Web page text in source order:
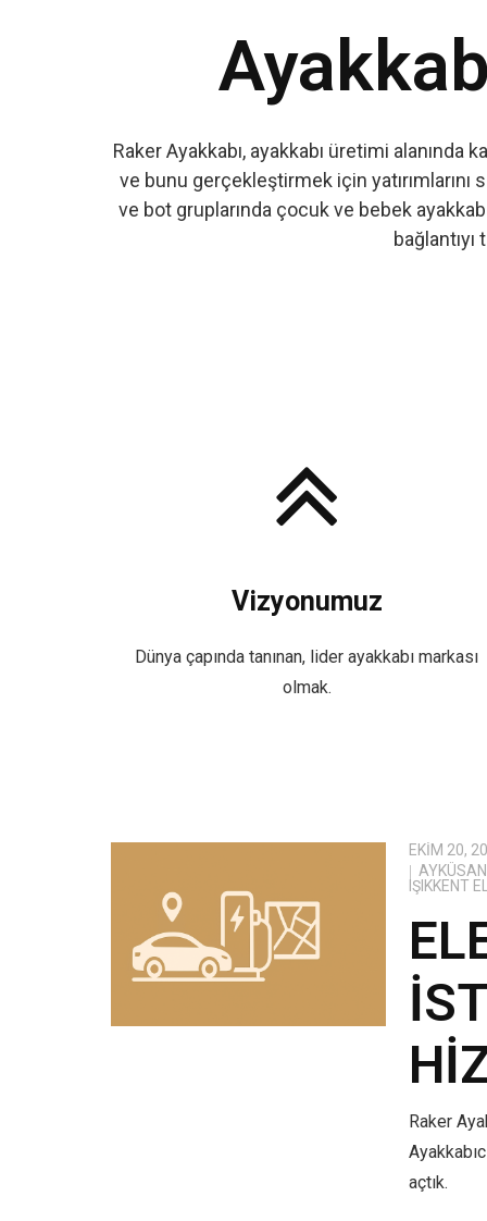
Raker Ayakkabı, ayakkabı üretimi alanında
ve bunu gerçekleştirmek için yatırımlarını
ve bot gruplarında çocuk ve bebek
Vizyonumuz
Dünya çapında tanınan, lider ayakkabı markası
olmak.
EKIM 20,
IŞIKKENT
Raker
açtık.